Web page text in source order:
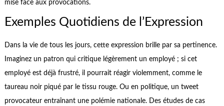
mise face aux provocations.
Exemples Quotidiens de l’Expression
Dans la vie de tous les jours, cette expression brille par sa pertinence.
Imaginez un patron qui critique légèrement un employé ; si cet
employé est déjà frustré, il pourrait réagir violemment, comme le
taureau noir piqué par le tissu rouge. Ou en politique, un tweet
provocateur entraînant une polémie nationale. Des études de cas